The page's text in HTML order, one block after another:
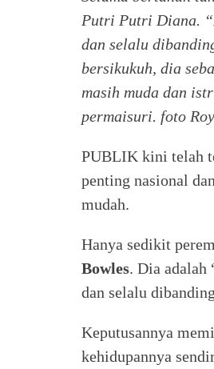
Putri Putri Diana.
dan selalu
bersikukuh, dia
masih muda dan
permaisuri. foto
PUBLIK kini telah
penting nasional
mudah.
Hanya sedikit
Bowles. Dia adalah
dan selalu
Keputusannya
kehidupannya